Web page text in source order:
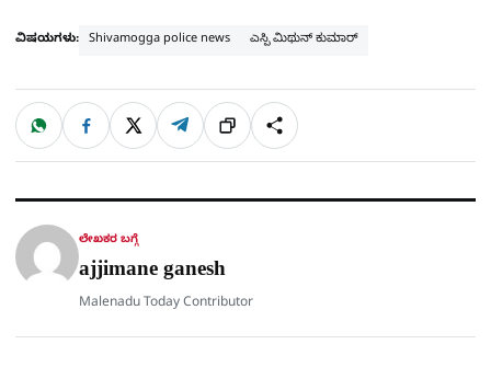
ವಿಷಯಗಳು: Shivamogga police news ಎಸ್ಪಿ ಮಿಥುನ್ ಕುಮಾರ್
ಹಂಚಿಕೊಳ್ಳಿ
W
a
t
p
F
c
e
o
X T
l
e
a
ಲಿಂ
ಕ್
S
h
a
ಲೇಖಕರ ಬಗ್ಗೆ
ajjimane ganesh
Malenadu Today Contributor